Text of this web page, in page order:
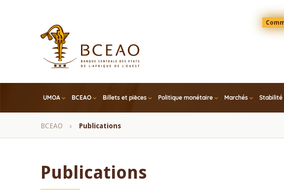
Menu
Top
UMOA BCEAO Billets et pièces Politique monétaire Marchés Stabilité
Fil
BCEAO Publications
Publications